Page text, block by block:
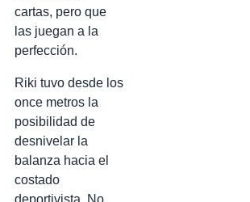
cartas, pero que
las juegan a la
perfección.
Riki tuvo desde los
once metros la
posibilidad de
desnivelar la
balanza hacia el
costado
deportivista. No